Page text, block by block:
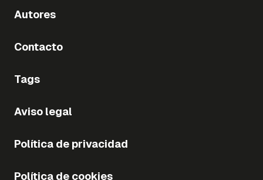
Autores
Contacto
Tags
Aviso legal
Política de privacidad
Política de cookies